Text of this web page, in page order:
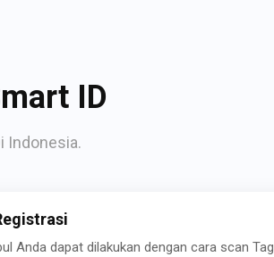
ID
Indonesia.
Anda dapat dilakukan dengan cara scan Tag